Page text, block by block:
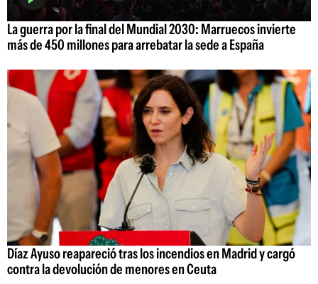
La guerra por la final del Mundial 2030: Marruecos invierte
más de 450 millones para arrebatar la sede a España
Díaz Ayuso reapareció tras los incendios en Madrid y cargó
contra la devolución de menores en Ceuta